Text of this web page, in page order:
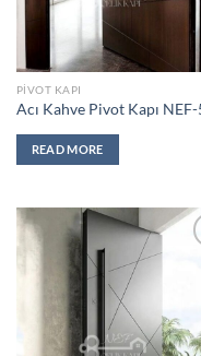
PIVOT KAPI
Acı Kahve Pivot Kapı
READ MORE